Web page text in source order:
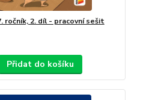
ročník, 2. díl - pracovní sešit
Přidat do košíku